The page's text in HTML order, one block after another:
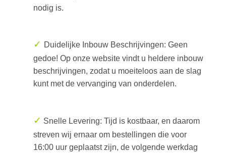
nodig is.
✓ Duidelijke Inbouw Beschrijvingen: Geen
gedoe! Op onze website vindt u heldere inbouw
beschrijvingen, zodat u moeiteloos aan de slag
kunt met de vervanging van onderdelen.
✓ Snelle Levering: Tijd is kostbaar, en daarom
streven wij ernaar om bestellingen die voor
16:00 uur geplaatst zijn, de volgende werkdag